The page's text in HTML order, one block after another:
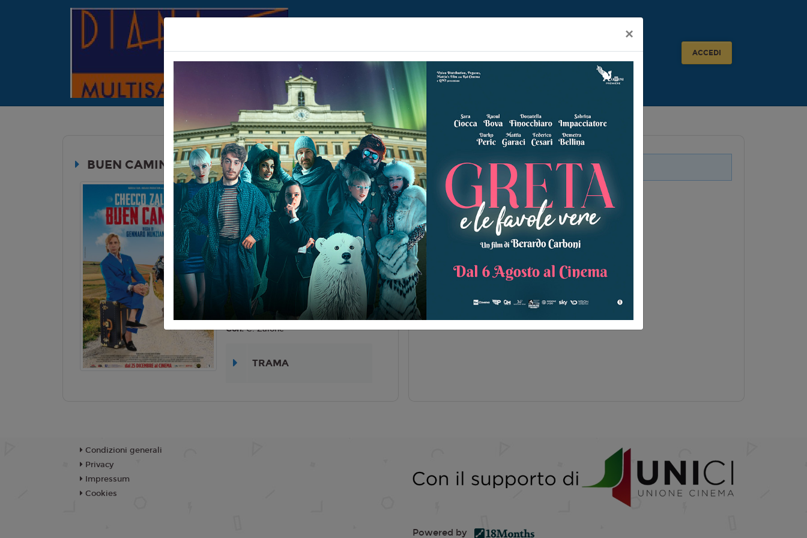
Home | Biglietteria Prossimamente Contributi ACCEDI
BUEN CAMINO
Durata: 90 min
Genere:
Commedia
Lingua:Italiano
Regia:G. Nunziante
Anno:2025
Con:C. Zalone
TRAMA
Non ci sono spettacoli legati a questo evento.
×
Condizioni generali
Privacy
Impressum
Cookies
Powered by